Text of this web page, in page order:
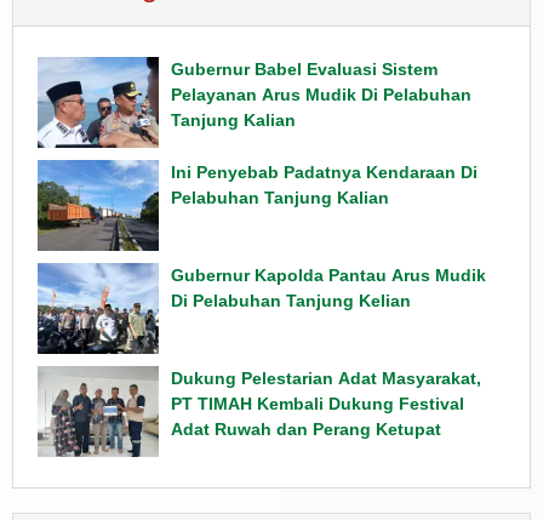
Gubernur Babel Evaluasi Sistem
Pelayanan Arus Mudik Di Pelabuhan
Tanjung Kalian
Ini Penyebab Padatnya Kendaraan Di
Pelabuhan Tanjung Kalian
Gubernur Kapolda Pantau Arus Mudik
Di Pelabuhan Tanjung Kelian
Dukung Pelestarian Adat Masyarakat,
PT TIMAH Kembali Dukung Festival
Adat Ruwah dan Perang Ketupat